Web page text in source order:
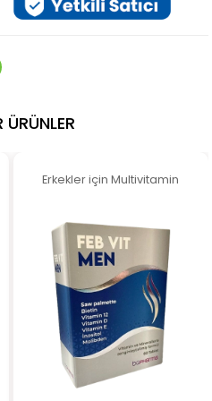
ÜRÜNLER
Erkekler için Multivitamin